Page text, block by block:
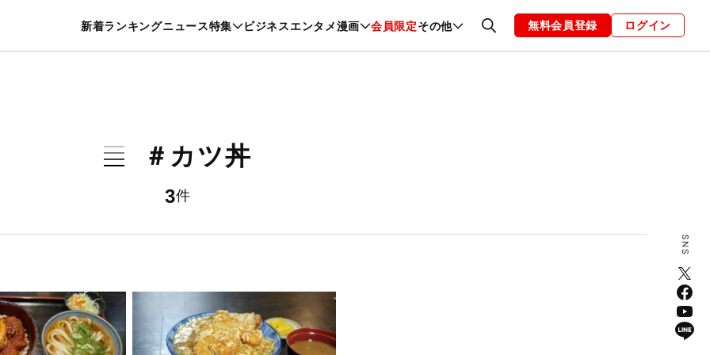
新着ランキングニュース特集 ビジネスエンタメ漫画 会員限定その他
暮らし スポーツ ヘルスケア 美容 グルメ ファッション 恋愛・結婚 編集部 お知らせ
無料会員登録 ログイン
＃カツ丼
3件